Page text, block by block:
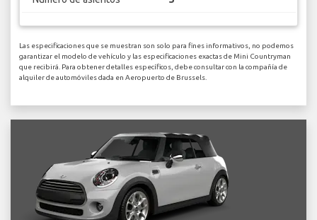
Las especificaciones que se muestran son solo para fines informativos, no podemos
garantizar el modelo de vehículo y las especificaciones exactas de Mini Countryman
que recibirá. Para obtener detalles específicos, debe consultar con la compañía de
alquiler de automóviles dada en Aeropuerto de Brussels.